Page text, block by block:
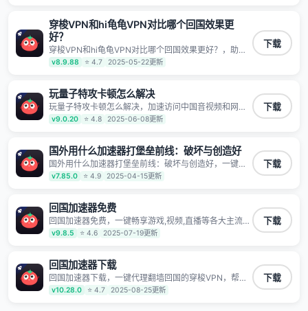
保数据不泄露 阻止第三方对数据进行窃取和监听
穿梭VPN和hi龟龟VPN对比哪个回国效果更
好？
穿梭VPN和hi龟龟VPN对比哪个回国效果更好？，助力
海外华人高速访问国内网络，快速开启国内各直播平台,
解决国内视频、音乐卡顿问题；更能加速海量国服游
v8.9.88 ⭐ 4.7 2025-05-22更新
下载
玩量子特攻卡顿怎么解决
玩量子特攻卡顿怎么解决，加速访问中国音视频和网
站，专业回国加速器，帮你加速访问优酷、bilibili、腾讯
视频、爱奇艺等，加速国服游戏，例如原神、阴阳师、
示录、明日方舟、战双帕弥什、sky光·遇、另一个伊甸
园等国内各种服务,回国加速器致力于帮助海外华人和留
学生、港澳台地区用户提供最好的回国游戏和音乐视频
加速服务，可以在海外或港澳台地区流畅加速国服游戏
速专线。能加速访问优酷、爱奇艺、腾讯视频、B站、芒
果TV、西瓜视频、QQ音乐、网易云音乐、酷狗音乐、
YY等主流网站应用解除限制，带你穿梭加速回国。目前
已有上百万用户，用户整体好评95%以上，一对一在线
客服支持，保障你的使用体验。
v9.0.20 ⭐ 4.8 2025-06-08更新
下载
国外用什么加速器打堡垒前线：破坏与创造好
国外用什么加速器打堡垒前线：破坏与创造好，一键代
理翻墙回国的穿梭VPN，帮助海外华人留学生及港澳台
地区用户破除地区版权限制问题，一键降低游戏延迟，
v7.85.0 ⭐ 4.9 2025-04-15更新
下载
回国加速器免费
回国加速器免费，一键畅享游戏,视频,直播等各大主流
App应用,视频加载极速不卡顿。人在海外听歌,玩国服游
戏 简单易用。
v9.8.5 ⭐ 4.6 2025-07-19更新
下载
回国加速器下载
回国加速器下载，一键代理翻墙回国的穿梭VPN，帮助
海外华人留学生及港澳台地区用户破除地区版权限制问
题，一键降低游戏延迟，加速访问中国网站、游戏及应
v10.28.0 ⭐ 4.7 2025-08-25更新
下载